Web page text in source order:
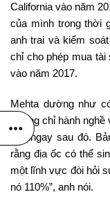
California vào năm
của mình trong thời
anh trai và kiểm
chỉ cho phép mua tài
vào năm 2017.
Mehta dường như
chứng chỉ hành
tiên ngay sau đó.
rằng địa ốc có thể
một lĩnh vực đòi hỏi
nó 110%”, anh nói.